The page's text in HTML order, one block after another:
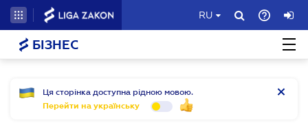
RU
БІЗНЕС
Ця сторінка доступна рідною мовою.
Перейти на українську